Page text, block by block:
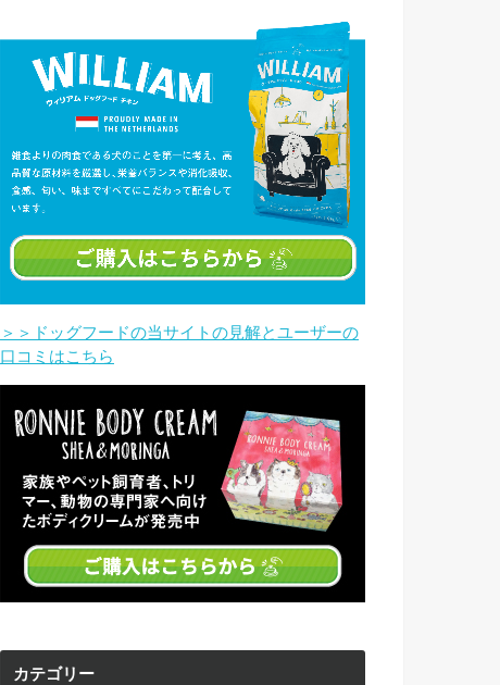
＞＞ドッグフードの当サイトの見解とユーザーの
口コミはこちら
カテゴリー